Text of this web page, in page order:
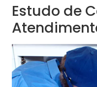
Estudo de